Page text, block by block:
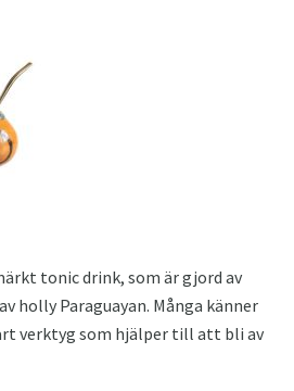
tonic drink, som är gjord av
holly Paraguayan. Många känner
verktyg som hjälper till att bli av